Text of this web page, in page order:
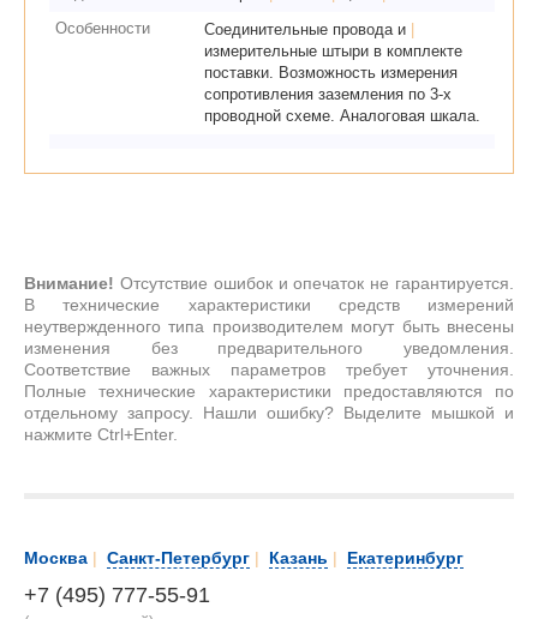
Особенности
Соединительные провода и
измерительные штыри в комплекте
поставки. Возможность измерения
сопротивления заземления по 3-х
проводной схеме. Аналоговая шкала.
Внимание! Отсутствие ошибок и опечаток не гарантируется.
В технические характеристики средств измерений
неутвержденного типа производителем могут быть внесены
изменения без предварительного уведомления.
Соответствие важных параметров требует уточнения.
Полные технические характеристики предоставляются по
отдельному запросу. Нашли ошибку? Выделите мышкой и
нажмите Ctrl+Enter.
Москва | Санкт-Петербург | Казань | Екатеринбург
+7 (495) 777-55-91